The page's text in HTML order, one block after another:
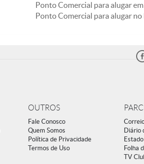
Ponto Comercial para alugar
Ponto Comercial para alugar
OUTROS
Fale Conosco
Quem Somos
Política de Privacidade
Termos de Uso
Diário
Folha
TV